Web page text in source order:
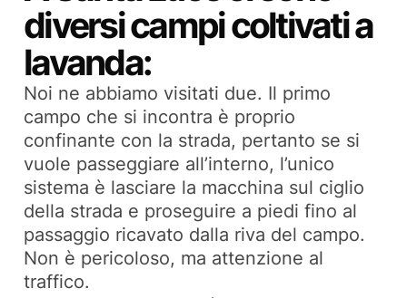
diversi campi coltivati a
lavanda:
Noi ne abbiamo visitati due. Il primo
campo che si incontra è proprio
confinante con la strada, pertanto se si
vuole passeggiare all’interno, l’unico
sistema è lasciare la macchina sul ciglio
della strada e proseguire a piedi fino al
passaggio ricavato dalla riva del campo.
Non è pericoloso, ma attenzione al
traffico.